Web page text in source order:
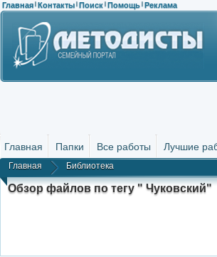
Главная | Контакты | Поиск | Помощь | Реклама
Главная Папки Все работы Лучшие
Главная Библиотека
Обзор файлов по тегу " Чуковский"